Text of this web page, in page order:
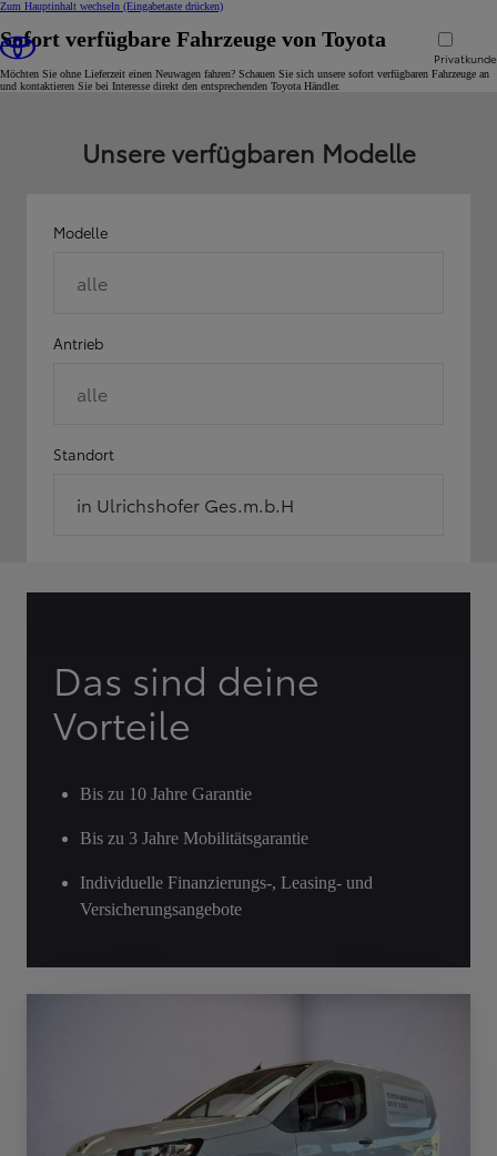
Zum Hauptinhalt wechseln (Eingabetaste drücken)
Sofort verfügbare Fahrzeuge von Toyota
Möchten Sie ohne Lieferzeit einen Neuwagen fahren? Schauen Sie sich unsere sofort verfügbaren Fahrzeuge an
und kontaktieren Sie bei Interesse direkt den entsprechenden Toyota Händler.
Unsere verfügbaren Modelle
Modelle
alle
Antrieb
alle
Standort
in Ulrichshofer Ges.m.b.H
Das sind deine
Vorteile
Bis zu 10 Jahre Garantie
Bis zu 3 Jahre Mobilitätsgarantie
Individuelle Finanzierungs-, Leasing- und
Versicherungsangebote